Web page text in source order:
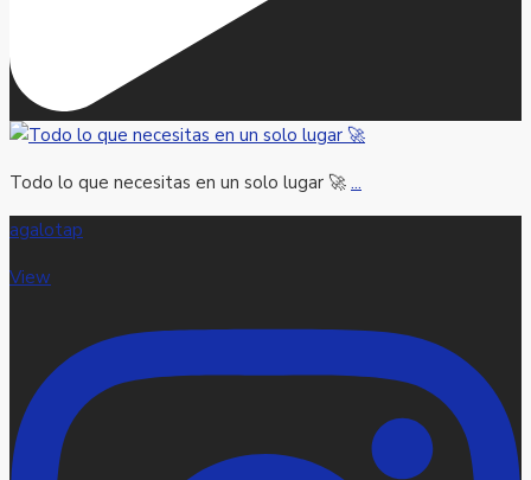
Todo lo que necesitas en un solo lugar 🚀 ...
agalotap
View